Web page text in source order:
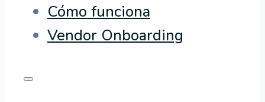
Cómo funciona
Vendor Onboarding